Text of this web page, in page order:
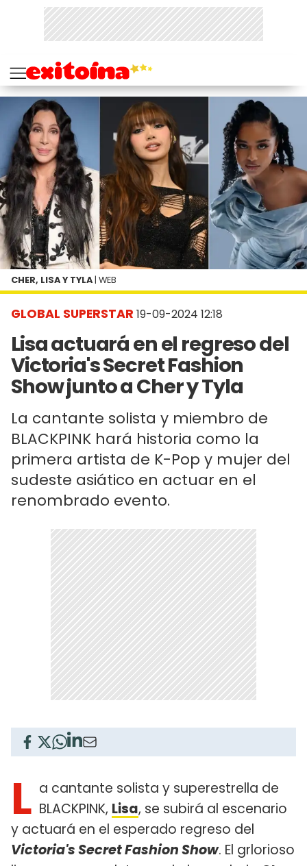
GLOBAL SUPERSTAR 19-09-2024 12:18
Lisa actuará en el regreso del
Victoria's Secret Fashion
Show junto a Cher y Tyla
La cantante solista y miembro de
BLACKPINK hará historia como la
primera artista de K-Pop y mujer del
sudeste asiático en actuar en el
renombrado evento.
CHER, LISA Y TYLA | WEB
L a cantante solista y superestrella de
BLACKPINK, Lisa, se subirá al escenario
y actuará en el esperado regreso del
Victoria's Secret Fashion Show. El grlorioso